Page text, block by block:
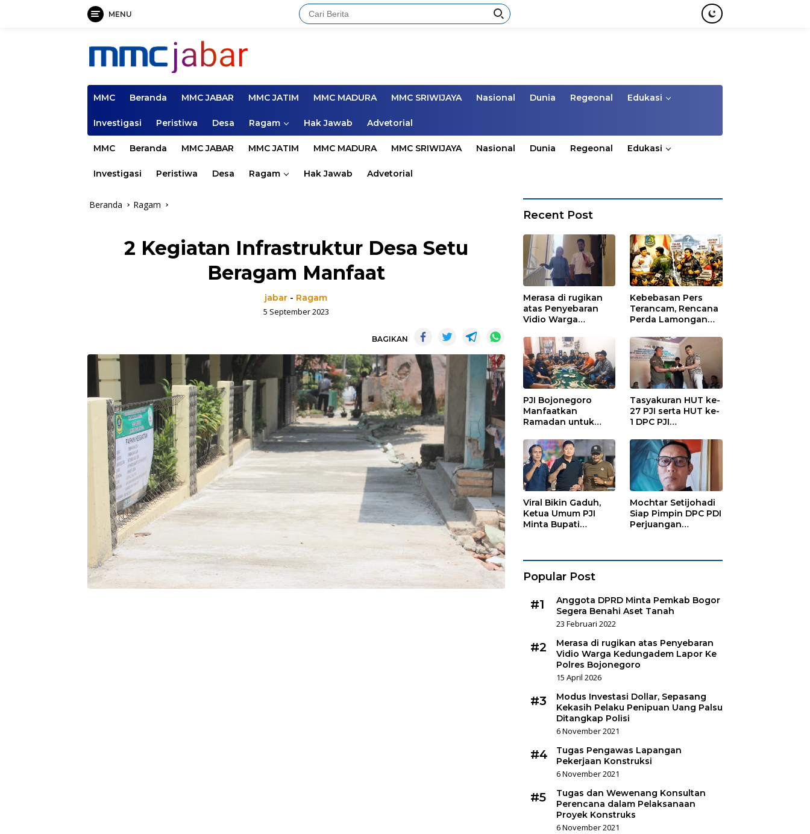
MENU
MMC Beranda MMC JABAR MMC JATIM MMC MADURA MMC SRIWIJAYA Nasional Dunia Regeonal Edukasi
Investigasi Peristiwa Desa Ragam Hak Jawab Advetorial
MMC Beranda MMC JABAR MMC JATIM MMC MADURA MMC SRIWIJAYA Nasional Dunia Regeonal Edukasi
Investigasi Peristiwa Desa Ragam Hak Jawab Advetorial
Beranda Ragam
2 Kegiatan Infrastruktur Desa Setu
Beragam Manfaat
jabar - Ragam
5 September 2023
BAGIKAN
Recent Post
Merasa di rugikan
atas Penyebaran
Vidio Warga
Ke Polres
Bojonegoro
Kebebasan Pers
Terancam, Rencana
Perda Lamongan
PJI Bojonegoro
Manfaatkan
Ramadan untuk
Organisasi dan
Kebersamaan
Tasyakuran HUT ke-
27 PJI serta HUT ke-
1 DPC PJI
Hadiri Puluhan
Wartawan
Viral Bikin Gaduh,
Ketua Umum PJI
Minta Bupati
Mochtar Setijohadi
Siap Pimpin DPC PDI
Perjuangan
Popular Post
#1
Anggota DPRD Minta Pemkab Bogor
Segera Benahi Aset Tanah
23 Februari 2022
#2
Merasa di rugikan atas Penyebaran
Vidio Warga Kedungadem Lapor Ke
Polres Bojonegoro
15 April 2026
#3
Modus Investasi Dollar, Sepasang
Kekasih Pelaku Penipuan Uang Palsu
Ditangkap Polisi
6 November 2021
#4
Tugas Pengawas Lapangan
Pekerjaan Konstruksi
6 November 2021
#5
Tugas dan Wewenang Konsultan
Perencana dalam Pelaksanaan
Proyek Konstruks
6 November 2021